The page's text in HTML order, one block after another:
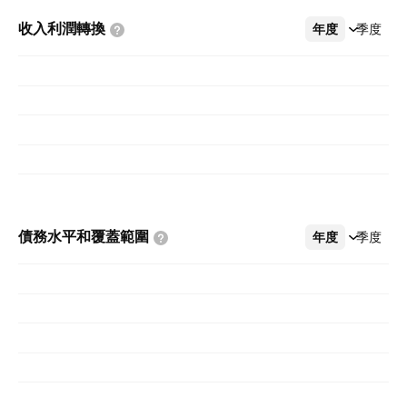
收入利潤轉換 年度 季度
更多
債務水平和覆蓋範圍 年度 季度
更多